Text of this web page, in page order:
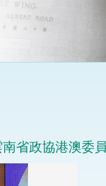
港與內地相互認可和執
事案件判決的安排
建立更緊密經貿關
門特區的安排
一路”建設
省政協港澳委